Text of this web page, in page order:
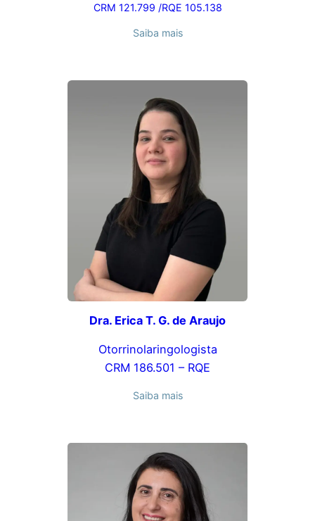
CRM 121.799 /RQE 105.138
Saiba mais
Dra. Erica T. G. de Araujo
Otorrinolaringologista
CRM 186.501 – RQE
Saiba mais